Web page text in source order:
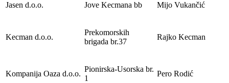
Jasen d.o.o. Jove Kecmana bb Mijo Vukančić
Kecman d.o.o.
Prekomorskih
brigada br.37
Rajko Kecman
Kompanija Oaza d.o.o.
Pionirska-Usorska br.
1
Pero Rodić